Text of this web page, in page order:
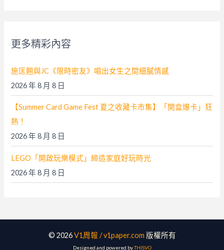
:
更多精彩內容
施匡翹與JC《限時密友》唱出女生之間細膩情感
2026 年 8 月 8 日
【Summer Card Game Fest 夏之收藏卡市集】「開盒爆卡」狂
熱！
2026 年 8 月 8 日
LEGO「開啟玩樂模式」締造家庭好玩時光
2026 年 8 月 8 日
© 2026V1周報 / v1paper.com 版權所有
Designed and powered byTHISVO